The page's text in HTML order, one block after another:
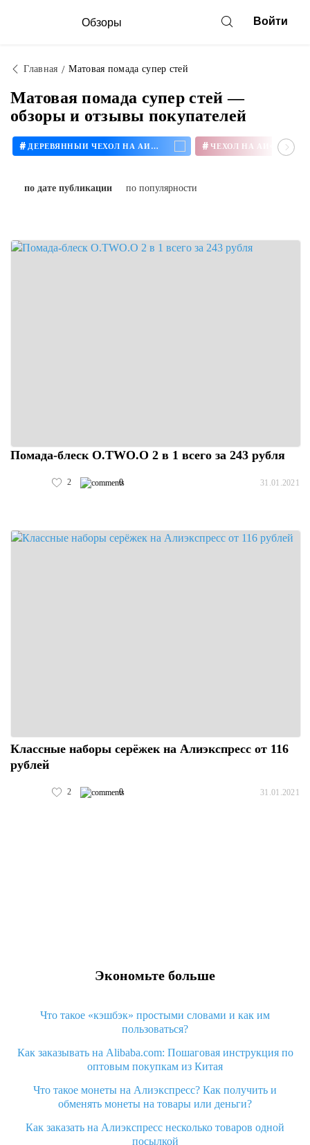
Обзоры Войти
Главная Матовая помада супер стей
Матовая помада супер стей —
обзоры и отзывы покупателей
# ДЕРЕВЯННЫЙ ЧЕХОЛ НА АЙФОН # ЧЕХОЛ НА АЙФОН 11
по дате публикации по популярности
Помада-блеск O.TWO.O 2 в 1 всего за 243 рубля
2 0 31.01.2021
Классные наборы серёжек на Алиэкспресс от 116
рублей
2 0 31.01.2021
Экономьте больше
Что такое «кэшбэк» простыми словами и как им
пользоваться?
Как заказывать на Alibaba.com: Пошаговая инструкция по
оптовым покупкам из Китая
Что такое монеты на Алиэкспресс? Как получить и
обменять монеты на товары или деньги?
Как заказать на Алиэкспресс несколько товаров одной
посылкой